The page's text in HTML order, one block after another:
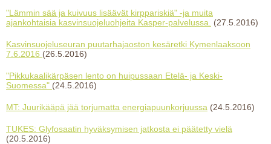
"Lämmin sää ja kuivuus lisäävät kirppariskiä" -ja muita
ajankohtaisia kasvinsuojeluohjeita Kasper-palvelussa.
(27.5.2016)
Kasvinsuojeluseuran puutarhajaoston kesäretki Kymenlaaksoon
7.6.2016 (26.5.2016)
"Pikkukaalikärpäsen lento on huipussaan Etelä- ja Keski-
Suomessa" (24.5.2016)
MT: Juurikääpä jää torjumatta energiapuunkorjuussa (24.5.2016)
TUKES: Glyfosaatin hyväksymisen jatkosta ei päätetty vielä
(20.5.2016)